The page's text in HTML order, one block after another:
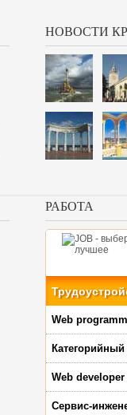
НОВОСТИ
РАБОТА
Web
Web developer
Сервис-